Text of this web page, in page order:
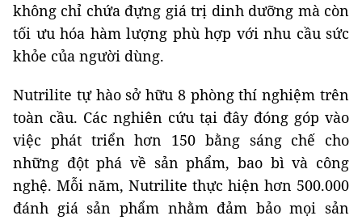
không chỉ chứa đựng giá trị dinh dưỡng mà còn
tối ưu hóa hàm lượng phù hợp với nhu cầu sức
khỏe của người dùng.
Nutrilite tự hào sở hữu 8 phòng thí nghiệm trên
toàn cầu. Các nghiên cứu tại đây đóng góp vào
việc phát triển hơn 150 bằng sáng chế cho
những đột phá về sản phẩm, bao bì và công
nghệ. Mỗi năm, Nutrilite thực hiện hơn 500.000
đánh giá sản phẩm nhằm đảm bảo mọi sản